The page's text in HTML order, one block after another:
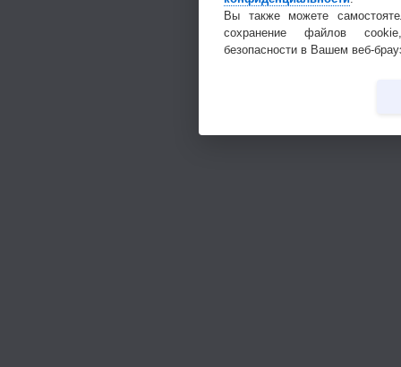
Вы также можете
сохранение файлов
безопасности в Вашем веб-